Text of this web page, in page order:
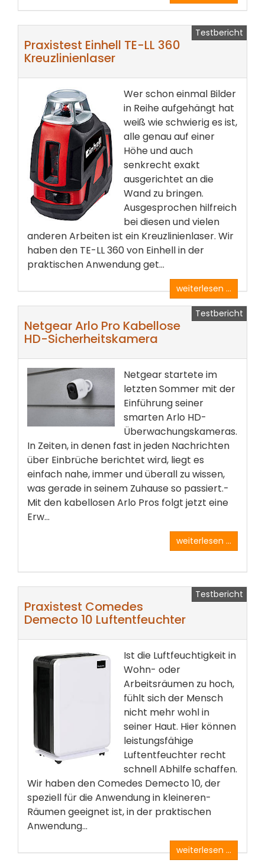
Testbericht
Praxistest Einhell TE-LL 360
Kreuzlinienlaser
Wer schon einmal Bilder
in Reihe aufgehängt hat
weiß wie schwierig es ist,
alle genau auf einer
Höhe und auch
senkrecht exakt
ausgerichtet an die
Wand zu bringen.
Ausgesprochen hilfreich
bei diesen und vielen
anderen Arbeiten ist ein Kreuzlinienlaser. Wir
haben den TE-LL 360 von Einhell in der
praktischen Anwendung get...
weiterlesen ...
Testbericht
Netgear Arlo Pro Kabellose
HD-Sicherheitskamera
Netgear startete im
letzten Sommer mit der
Einführung seiner
smarten Arlo HD-
Überwachungskameras.
In Zeiten,­ in denen fast in jeden Nachrichten
über Einbrüche berichtet wird, liegt es
einfach nahe, immer und überall zu wissen,
was gerade in seinem Zuhause so passiert.­
Mit den kabellosen Arlo Pros folgt jetzt eine
Erw...
weiterlesen ...
Testbericht
Praxistest Comedes
Demecto 10 Luftentfeuchter
Ist die Luftfeuchtigkeit in
Wohn- oder
Arbeitsräumen zu hoch,
fühlt sich der Mensch
nicht mehr wohl in
seiner Haut. Hier können
leistungsfähige
Luftentfeuchter recht
schnell Abhilfe schaffen.
Wir haben den Comedes Demecto 10, der
speziell für die Anwendung in kleineren­
Räumen geeignet ist, in der praktischen
Anwendung...
weiterlesen ...